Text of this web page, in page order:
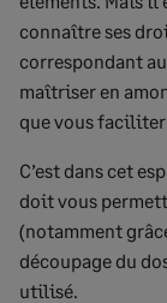
connaître ses
correspondant
maîtriser en
que vous
C’est dans cet
doit vous
(notamment
découpage du
utilisé.